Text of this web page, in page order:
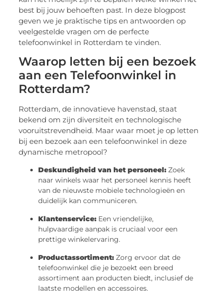
best bij jouw behoeften past. In deze blogpost
geven we je praktische tips en antwoorden op
veelgestelde vragen om de perfecte
telefoonwinkel in Rotterdam te vinden.
Waarop letten bij een bezoek
aan een Telefoonwinkel in
Rotterdam?
Rotterdam, de innovatieve havenstad, staat
bekend om zijn diversiteit en technologische
vooruitstrevendheid. Maar waar moet je op letten
bij een bezoek aan een telefoonwinkel in deze
dynamische metropool?
Deskundigheid van het personeel: Zoek
naar winkels waar het personeel kennis heeft
van de nieuwste mobiele technologieën en
duidelijk kan communiceren.
Klantenservice: Een vriendelijke,
hulpvaardige aanpak is cruciaal voor een
prettige winkelervaring.
Productassortiment: Zorg ervoor dat de
telefoonwinkel die je bezoekt een breed
assortiment aan producten biedt, inclusief de
laatste modellen en accessoires.